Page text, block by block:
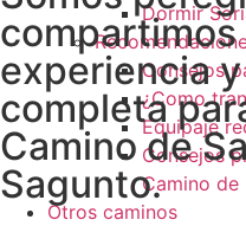
Dormir
Consejos
¿Como
Equipaje
Consejos
Camino de
Otros caminos
compartimos
experiencia
completa
Camino de
Sagunto.